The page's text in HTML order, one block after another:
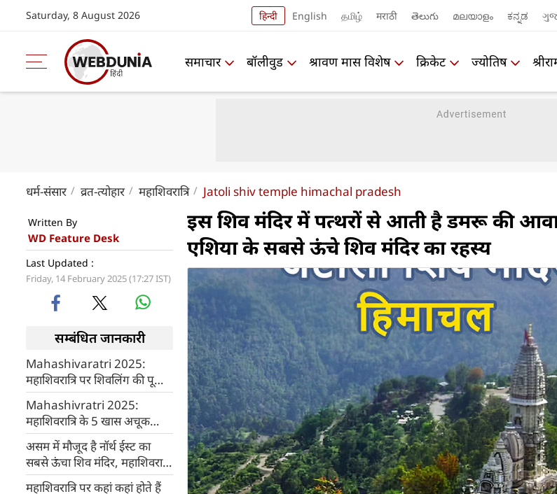
Saturday, 8 August 2026 हिन्दी English தமிழ் मराठी తెలుగు മലയാളം ಕನ್ನಡ
समाचार बॉलीवुड श्रावण मास विशेष क्रिकेट ज्योतिष
धर्म-संसार व्रत-त्योहार महाशिवरात्रि Jatoli shiv temple himachal pradesh
Written By
WD Feature Desk
Last Updated :
Friday, 14 February 2025 (17:27 IST)
सम्बंधित जानकारी
Mahashivaratri 2025:
महाशिवरात्रि पर शिवलिंग की पूजा
का शुभ मुहूर्त, पूजन विधि, आरती
और कथा सभी एक साथ
Mahashivratri 2025:
महाशिवरात्रि के 5 खास अचूक
उपाय, आजमाएंगे तो मिलेगा अपार
लाभ
असम में मौजूद है नॉर्थ ईस्ट का
सबसे ऊंचा शिव मंदिर, महाशिवरात्रि
पर उमड़ता है श्रद्धालुओं का सैलाब
महाशिवरात्रि पर कहां कहां होते हैं
इस शिव मंदिर में पत्थरों से आती है डमरू की
एशिया के सबसे ऊंचे शिव मंदिर का रहस्य